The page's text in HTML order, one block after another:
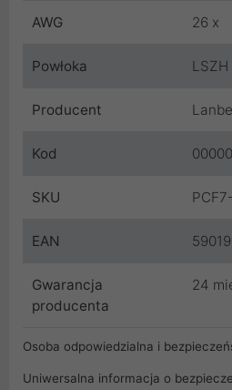
AWG 26 x
Powłoka LSZH
Producent
Kod
SKU
EAN
Gwarancja
producenta
24
Osoba odpowiedzialna i
Uniwersalna informacja o